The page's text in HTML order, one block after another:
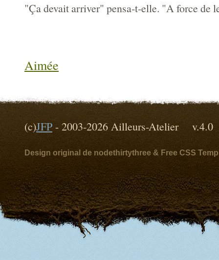
"Ça devait arriver" pensa-t-elle. "A force de
Aimée
(c)JFP - 2003-2026 Ailleurs-Atelier
Design original de nodethirtythree & Free CSS